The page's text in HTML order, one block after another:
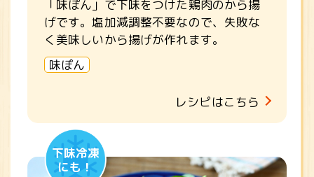
「味ぽん」で下味をつけた鶏肉のから揚
げです。塩加減調整不要なので、失敗な
く美味しいから揚げが作れます。
味ぽん
レシピはこちら
下味冷凍
にも！